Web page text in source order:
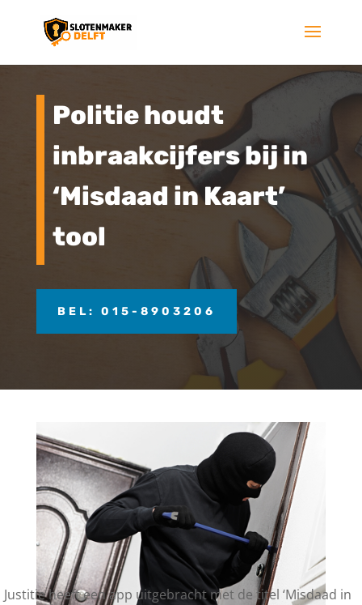
Politie houdt
inbraakcijfers bij in
‘Misdaad in Kaart’
tool
BEL: 015-8903206
Justitie heeft een app uitgebracht met de titel ‘Misdaad in